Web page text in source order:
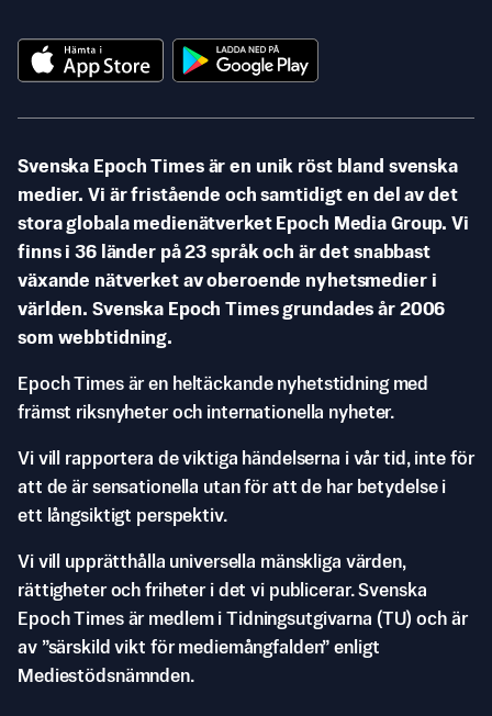
Svenska Epoch Times är en unik röst bland svenska
medier. Vi är fristående och samtidigt en del av det
stora globala medienätverket Epoch Media Group. Vi
finns i 36 länder på 23 språk och är det snabbast
växande nätverket av oberoende nyhetsmedier i
världen. Svenska Epoch Times grundades år 2006
som webbtidning.
Epoch Times är en heltäckande nyhetstidning med
främst riksnyheter och internationella nyheter.
Vi vill rapportera de viktiga händelserna i vår tid, inte för
att de är sensationella utan för att de har betydelse i
ett långsiktigt perspektiv.
Vi vill upprätthålla universella mänskliga värden,
rättigheter och friheter i det vi publicerar. Svenska
Epoch Times är medlem i Tidningsutgivarna (TU) och är
av ”särskild vikt för mediemångfalden” enligt
Mediestödsnämnden.